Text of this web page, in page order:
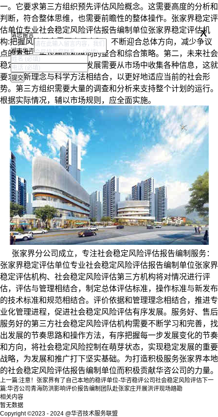
一。它要求第三方组织预先评估风险概念。这需要高度的分析和
判断，符合整体思维，也需要前瞻性的整体操作。张家界稳定评
估单位专业社会稳定风险评估报告编制单位张家界稳定评估机
构:把握风险概念需要立足实际，不断迎合总体方向，减少争议
点的发生，实现横向和纵向的整合和综合策略。第二，未来社会
稳定风险评估科学方法的发展需要从市场中收集各种信息，这就
要求创新理念与科学方法相结合，以更好地适应当前的社会形
势。第三方组织需要大量的调查和分析来支持整个计划的运行。
根据实际情况，辅以市场规则，应全面实施。
张家界分公司成立，专注社会稳定风险评估报告编制服务：
张家界稳定评估单位专业社会稳定风险评估报告编制单位张家界
稳定评估机构、社会稳定风险评估第三方机构将对情况进行评
估，评估与管理相结合，制定总体评估标准，操作标准与新发布
的技术标准和规范相结合。评价依据和管理理念相结合，推进专
业化管理进程，促进社会稳定风险评估有序发展。服务好、售后
服务好的第三方社会稳定风险评估机构需要不断学习和完善，找
出发展的节奏思路和操作方法，有序把握每一步发展变化的节奏
和方向，将社会稳定风险控制在萌芽状态，实现稳定发展的重要
战略，为发展和推广打下坚实基础。为打造积极服务张家界本地
的社会稳定风险评估报告编制单位而积极贡献华咨公司的力量。
上一篇:注意！张家界有了自己本地的稳评单位-华咨稳评公司社会稳定风险评估 下一
篇:华咨公司青海防洪影响评价报告编制团队赴张家庄开展洪评现场踏勘
相关内容
暂无数据
Copyright ©2023 - 2024 @华咨技术服务联盟
请您留言 x
湖南华咨